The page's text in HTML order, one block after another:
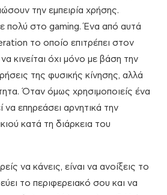
την εμπειρία χρήσης.
πολύ στο gaming. Ένα από αυτά
το οποίο επιτρέπει στον
κινείται όχι μόνο με βάση την
της φυσικής κίνησης, αλλά
Όταν όμως χρησιμοποιείς ένα
να επηρεάσει αρνητικά την
κατά τη διάρκεια του
να κάνεις, είναι να ανοίξεις το
το περιφερειακό σου και να